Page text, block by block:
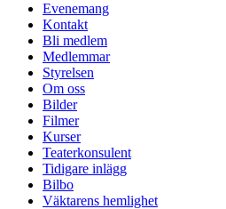
Evenemang
Kontakt
Bli medlem
Medlemmar
Styrelsen
Om oss
Bilder
Filmer
Kurser
Teaterkonsulent
Tidigare inlägg
Bilbo
Väktarens hemlighet